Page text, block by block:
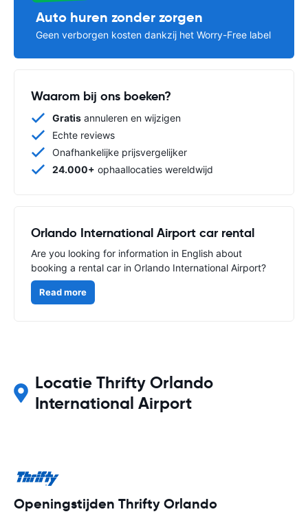
Auto huren zonder zorgen
Geen verborgen kosten dankzij het Worry-Free label
Waarom bij ons boeken?
Gratis annuleren en wijzigen
Echte reviews
Onafhankelijke prijsvergelijker
24.000+ ophaallocaties wereldwijd
Orlando International Airport car rental
Are you looking for information in English about
booking a rental car in Orlando International Airport?
Read more
Locatie Thrifty Orlando
International Airport
Openingstijden Thrifty Orlando